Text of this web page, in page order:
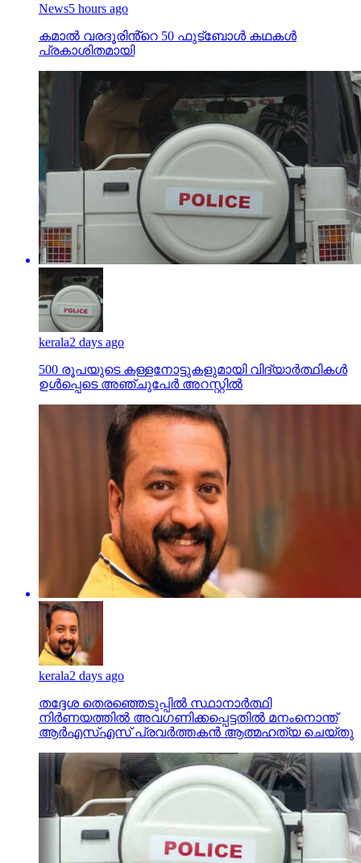
News5 hours ago
കമാൽ വരദൂരിൻ്റെ 50 ഫുട്ബോൾ കഥകൾ
പ്രകാശിതമായി
kerala2 days ago
500 രൂപയുടെ കള്ളനോട്ടുകളുമായി വിദ്യാര്‍ത്ഥികള്‍
ഉള്‍പ്പെടെ അഞ്ചുപേര്‍ അറസ്റ്റില്‍
kerala2 days ago
തദ്ദേശ തെരഞ്ഞെടുപ്പില്‍ സ്ഥാനാര്‍ത്ഥി
നിര്‍ണയത്തില്‍ അവഗണിക്കപ്പെട്ടതില്‍ മനംനൊന്ത്
ആര്‍എസ്എസ് പ്രവര്‍ത്തകന്‍ ആത്മഹത്യ ചെയ്തു